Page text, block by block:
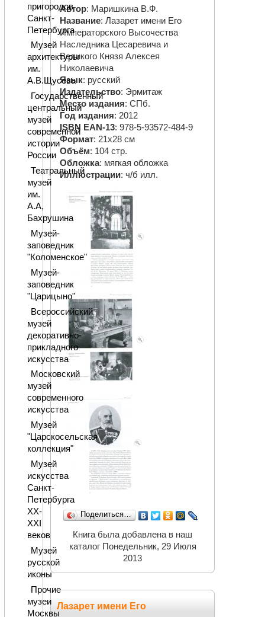
Автор: Маришкина В.Ф.
Название: Лазарет имени Его
Императорского Высочества
Наследника Цесаревича и
Великого Князя Алексея
Николаевича
Язык: русский
Издательство: Эрмитаж
Место издания: СПб.
Год издания: 2012
ISBN EAN-13: 978-5-93572-484-9
Формат: 21х28 см
Объём: 104 стр.
Обложка: мягкая обложка
Иллюстрации: ч/б илл.
Поделиться…
Книга была добавлена в наш
каталог Понедельник, 29 Июля
2013
Лазарет имени Его
пригородов
Санкт-
Петербурга
Музей
архитектуры
им.
А.В.Щусева
Государственный
центральный
музей
современной
истории
России
Театральный
музей
им.
А.А,
Бахрушина
Музей-
заповедник
"Коломенское"
Музей-
заповедник
"Царицыно"
Всероссийский
музей
декоративно-
прикладного
искусства
Московский
музей
современного
искусства
Музей
"Царскосельская
коллекция"
Музей
искусства
Санкт-
Петербурга
XX-
XXI
веков
Музей
русской
иконы
Прочие
музеи
Москвы